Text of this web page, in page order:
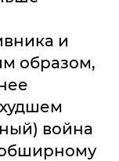
и
образом,
война